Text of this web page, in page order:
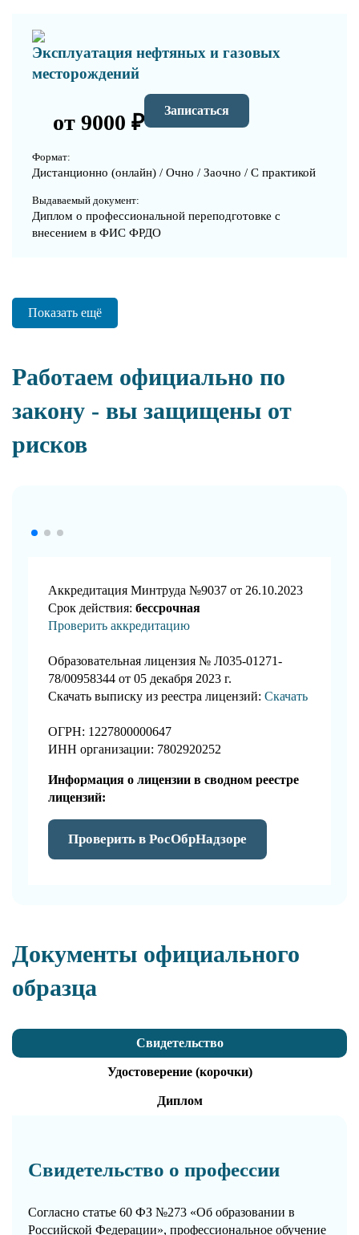
Эксплуатация нефтяных и газовых
месторождений
от 9000 ₽ Записаться
Формат:
Дистанционно (онлайн) / Очно / Заочно / С практикой
Выдаваемый документ:
Диплом о профессиональной переподготовке с
внесением в ФИС ФРДО
Показать ещё
Работаем официально по
закону - вы защищены от
рисков
Аккредитация Минтруда №9037 от 26.10.2023
Срок действия: бессрочная
Проверить аккредитацию
Образовательная лицензия № Л035-01271-
78/00958344 от 05 декабря 2023 г.
Скачать выписку из реестра лицензий: Скачать
ОГРН: 1227800000647
ИНН организации: 7802920252
Информация о лицензии в сводном реестре
лицензий:
Проверить в РосОбрНадзоре
Документы официального
образца
Свидетельство
Удостоверение (корочки)
Диплом
Свидетельство о профессии
Согласно статье 60 ФЗ №273 «Об образовании в
Российской Федерации», профессиональное обучение